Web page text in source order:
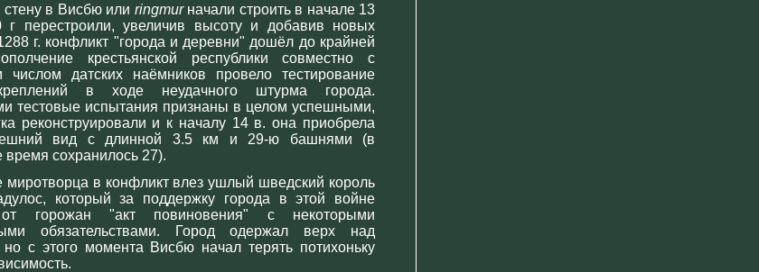
стену в Висбю или ringmurначали строить в начале 13
перестроили, увеличив высоту и добавив новых
г. конфликт "города и деревни" дошёл до крайней
крестьянской республики совместно с
числом датских наёмников провело тестирование
в ходе неудачного штурма города.
тестовые испытания признаны в целом успешными,
реконструировали и к началу 14 в. она приобрела
вид с длинной 3.5 км и 29-ю башнями (в
время сохранилось 27).
миротворца в конфликт влез ушлый шведский король
который за поддержку города в этой войне
горожан "акт повиновения" с некоторыми
обязательствами. Город одержал верх над
но с этого момента Висбю начал терять потихоньку